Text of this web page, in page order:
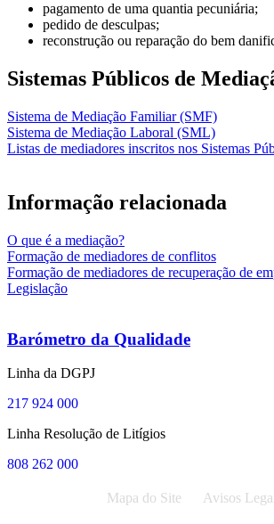
pagamento de uma quantia pecuniária;
pedido de desculpas;
reconstrução ou reparação do bem
Sistemas Públicos de
Sistema de Mediação Familiar (SMF)
Sistema de Mediação Laboral (SML)
Listas de mediadores inscritos nos Sistemas
Informação relacionada
O que é a mediação?
Formação de mediadores de conflitos
Formação de mediadores de recuperação de
Legislação
Barómetro da Qualidade
Linha da DGPJ
217 924 000
Linha Resolução de Litígios
808 262 000
Mapa do Site Avisos